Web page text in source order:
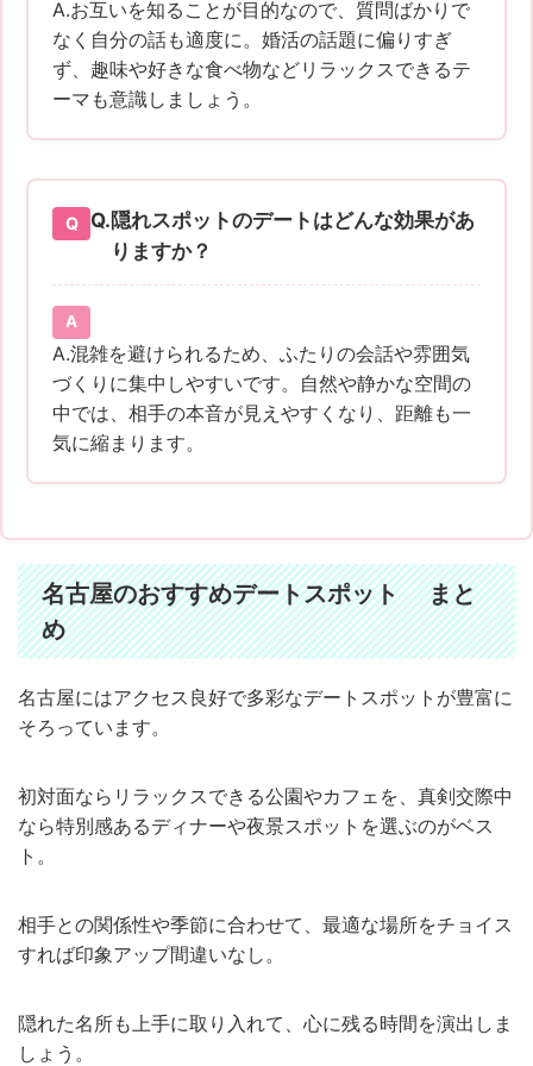
A.お互いを知ることが目的なので、質問ばかりで
なく自分の話も適度に。婚活の話題に偏りすぎ
ず、趣味や好きな食べ物などリラックスできるテ
ーマも意識しましょう。
Q.隠れスポットのデートはどんな効果があ
りますか？
A.混雑を避けられるため、ふたりの会話や雰囲気
づくりに集中しやすいです。自然や静かな空間の
中では、相手の本音が見えやすくなり、距離も一
気に縮まります。
名古屋のおすすめデートスポット まと
め
名古屋にはアクセス良好で多彩なデートスポットが豊富に
そろっています。
初対面ならリラックスできる公園やカフェを、真剣交際中
なら特別感あるディナーや夜景スポットを選ぶのがベス
ト。
相手との関係性や季節に合わせて、最適な場所をチョイス
すれば印象アップ間違いなし。
隠れた名所も上手に取り入れて、心に残る時間を演出しま
しょう。